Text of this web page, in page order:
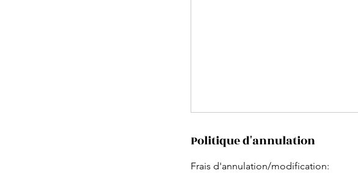
Politique d'annulation
Frais d'annulation/modification: